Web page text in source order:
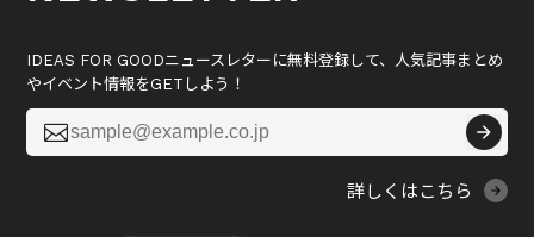
IDEAS FOR GOODニュースレターに無料登録して、人気記事まとめ
やイベント情報をGETしよう！

詳しくはこちら